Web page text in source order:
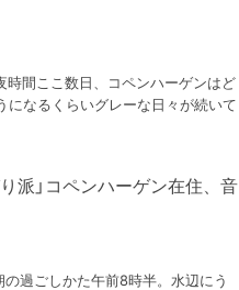
間ここ数日、コペンハーゲンはど
になるくらいグレーな日々が続いて
派」コペンハーゲン在住、音
過ごしかた午前8時半。水辺にう